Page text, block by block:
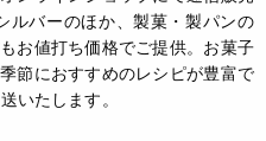
ルバーのほか、製菓・製パンの
お値打ち価格でご提供。お菓子
節におすすめのレシピが豊富で
いたします。